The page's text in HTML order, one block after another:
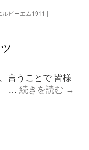
ルビーエム1911 |
言うことで 皆様
… 続きを読む →